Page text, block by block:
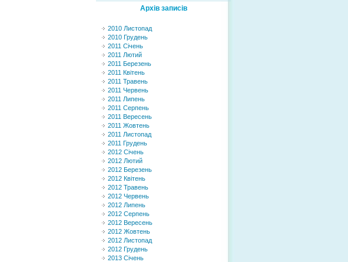
Архів записів
2010 Листопад
2010 Грудень
2011 Січень
2011 Лютий
2011 Березень
2011 Квітень
2011 Травень
2011 Червень
2011 Липень
2011 Серпень
2011 Вересень
2011 Жовтень
2011 Листопад
2011 Грудень
2012 Січень
2012 Лютий
2012 Березень
2012 Квітень
2012 Травень
2012 Червень
2012 Липень
2012 Серпень
2012 Вересень
2012 Жовтень
2012 Листопад
2012 Грудень
2013 Січень